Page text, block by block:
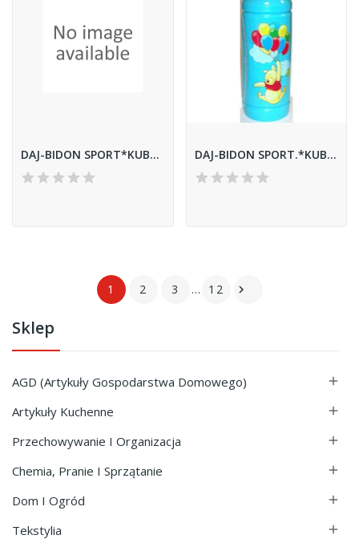
Sklep
AGD (Artykuły Gospodarstwa Domowego) 
Artykuły Kuchenne 
Przechowywanie I Organizacja 
Chemia, Pranie I Sprzątanie 
Dom I Ogród 
Tekstylia 
DAJ-BIDON SPORT*KUBUŚ W LESIE* DAJ-BIDON SPORT.*KUBUŚ BALONY*
1 2 3 … 12 